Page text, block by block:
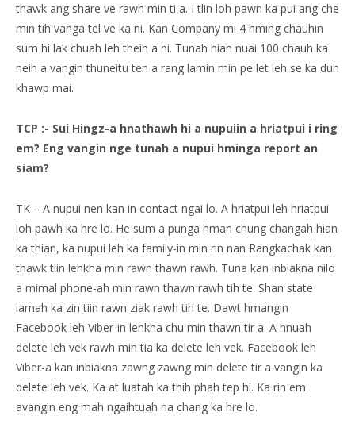
thawk ang share ve rawh min ti a. I tlin loh pawn ka pui ang che
min tih vanga tel ve ka ni. Kan Company mi 4 hming chauhin
sum hi lak chuah leh theih a ni. Tunah hian nuai 100 chauh ka
neih a vangin thuneitu ten a rang lamin min pe let leh se ka duh
khawp mai.
TCP :- Sui Hingz-a hnathawh hi a nupuiin a hriatpui i ring
em? Eng vangin nge tunah a nupui hminga report an
siam?
TK – A nupui nen kan in contact ngai lo. A hriatpui leh hriatpui
loh pawh ka hre lo. He sum a punga hman chung changah hian
ka thian, ka nupui leh ka family-in min rin nan Rangkachak kan
thawk tiin lehkha min rawn thawn rawh. Tuna kan inbiakna nilo
a mimal phone-ah min rawn thawn rawh tih te. Shan state
lamah ka zin tiin rawn ziak rawh tih te. Dawt hmangin
Facebook leh Viber-in lehkha chu min thawn tir a. A hnuah
delete leh vek rawh min tia ka delete leh vek. Facebook leh
Viber-a kan inbiakna zawng zawng min delete tir a vangin ka
delete leh vek. Ka at luatah ka thih phah tep hi. Ka rin em
avangin eng mah ngaihtuah na chang ka hre lo.